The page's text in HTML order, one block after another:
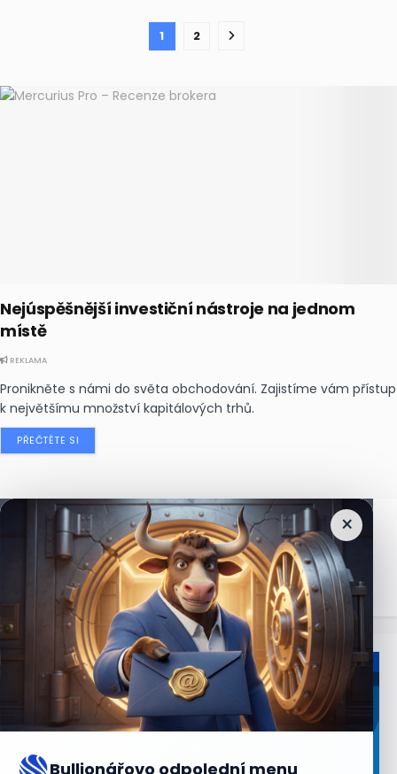
1 2
Nejúspěšnější investiční nástroje na jednom
místě
REKLAMA
Pronikněte s námi do světa obchodování. Zajistíme vám přístup
k největšímu množství kapitálových trhů.
PŘEČTĚTE SI
×
Bullionářovo odpolední menu
Nejčtenějšízprávy